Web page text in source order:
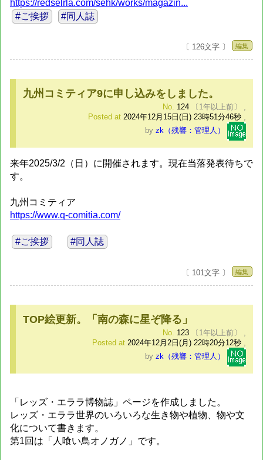
https://redselrla.com/sehk/works/magazin...
#ご挨拶
#同人誌
〔 126文字 〕 編集
九州コミティア9に申し込みをしました。
No. 124 〔1年以上前〕
,
Posted at 2024年12月15日(日) 23時51分46秒 ,
by zk（残響：管理人）
来年2025/3/2（日）に開催されます。現在当落発表待ちで
す。
九州コミティア
https://www.q-comitia.com/
#ご挨拶 #同人誌
〔 101文字 〕 編集
TOP絵更新。「南の森に星ぞ降る」
No. 123 〔1年以上前〕
,
Posted at 2024年12月2日(月) 22時20分12秒 ,
by zk（残響：管理人）
「レッズ・エララ博物誌」ページを作成しました。
レッズ・エララ世界のいろいろな生き物や植物、物や文
化について書きます。
第1回は「人喰い鳥オノガノ」です。